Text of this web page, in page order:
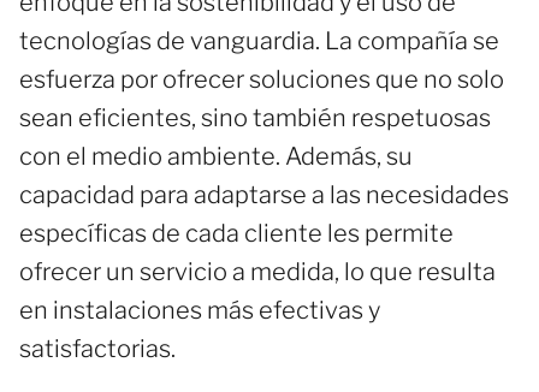
tecnologías de vanguardia. La compañía se
esfuerza por ofrecer soluciones que no solo
sean eficientes, sino también respetuosas
con el medio ambiente. Además, su
capacidad para adaptarse a las necesidades
específicas de cada cliente les permite
ofrecer un servicio a medida, lo que resulta
en instalaciones más efectivas y
satisfactorias.